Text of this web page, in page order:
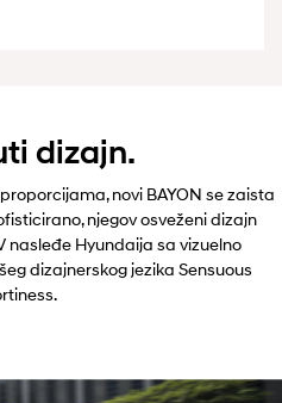
dizajn.
novi BAYON se zaista
njegov osveženi dizajn
nasleđe Hyundaija sa vizuelno
dizajnerskog jezika Sensuous